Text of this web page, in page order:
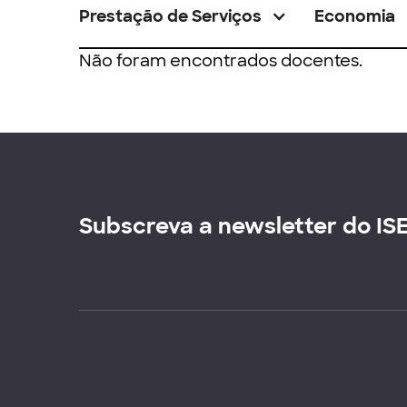
Prestação de Serviços Economia
Não foram encontrados docentes.
Subscreva a newsletter do